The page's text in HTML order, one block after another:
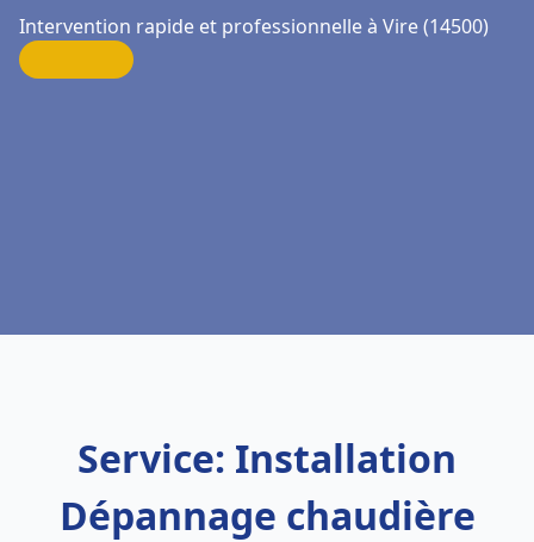
Intervention rapide et professionnelle à Vire (14500)
Service: Installation
Dépannage chaudière